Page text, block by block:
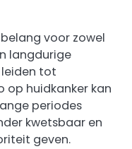
voor zowel
langdurige
tot
op huidkanker kan
periodes
kwetsbaar en
geven.